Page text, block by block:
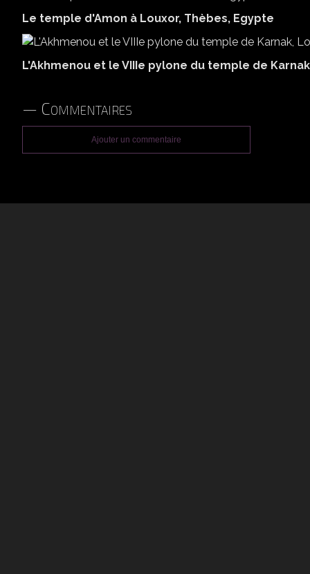
Le temple d'Amon à Louxor, Thèbes, Egypte
L'Akhmenou et le VIIIe pylone du temple de
Commentaires
Ajouter un commentaire